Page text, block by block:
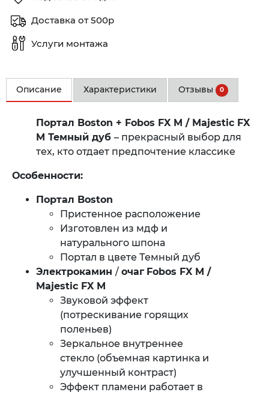
Доставка от 500р
Услуги монтажа
Описание Характеристики Отзывы 0
Портал Boston + Fobos FX M / Majestic FX
M Темный дуб – прекрасный выбор для
тех, кто отдает предпочтение классике
Особенности:
Портал Boston
Пристенное расположение
Изготовлен из мдф и
натурального шпона
Портал в цвете Темный дуб
Электрокамин / очаг Fobos FX M /
Majestic FX M
Звуковой эффект
(потрескивание горящих
поленьев)
Зеркальное внутреннее
стекло (объемная картинка и
улучшенный контраст)
Эффект пламени работает в